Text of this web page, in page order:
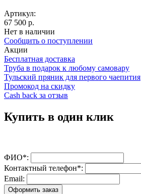
Артикул:
67 500 р.
Нет в наличии
Сообщить о поступлении
Акции
Бесплатная доставка
Труба в подарок к любому самовару
Тульский пряник для первого чаепития
Промокод на скидку
Cash back за отзыв
Купить в один клик
ФИО*:
Контактный телефон*:
Email:
Оформить заказ